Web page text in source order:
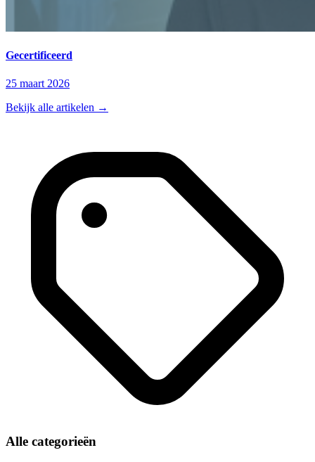
Gecertificeerd
25 maart 2026
Bekijk alle artikelen →
Alle categorieën